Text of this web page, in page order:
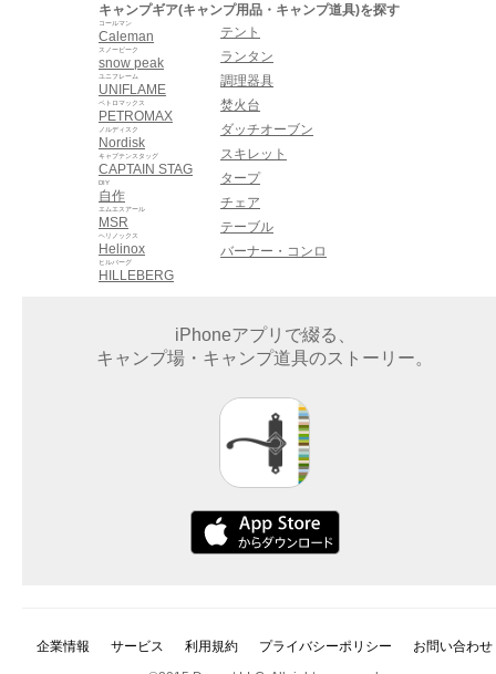
キャンプギア(キャンプ用品・キャンプ道具)を探す
Caleman
コールマン
snow peak
スノーピーク
UNIFLAME
ユニフレーム
PETROMAX
ペトロマックス
Nordisk
ノルディスク
CAPTAIN STAG
キャプテンスタッグ
自作
DIY
MSR
エムエスアール
Helinox
ヘリノックス
HILLEBERG
ヒルバーグ
テント
ランタン
調理器具
焚火台
ダッチオーブン
スキレット
タープ
チェア
テーブル
バーナー・コンロ
iPhoneアプリで綴る、
キャンプ場・キャンプ道具のストーリー。
企業情報 サービス 利用規約 プライバシーポリシー
お問い合わせ